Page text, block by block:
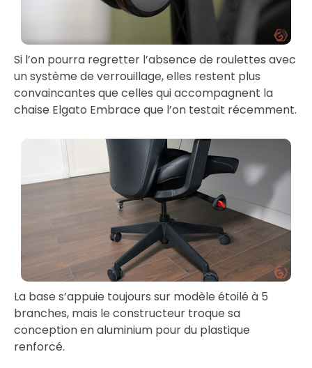
Si l’on pourra regretter l’absence de roulettes avec
un système de verrouillage, elles restent plus
convaincantes que celles qui accompagnent la
chaise Elgato Embrace que l’on testait récemment.
La base s’appuie toujours sur modèle étoilé à 5
branches, mais le constructeur troque sa
conception en aluminium pour du plastique
renforcé.